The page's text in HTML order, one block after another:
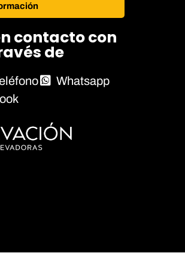
contacto con
de
Whatsapp